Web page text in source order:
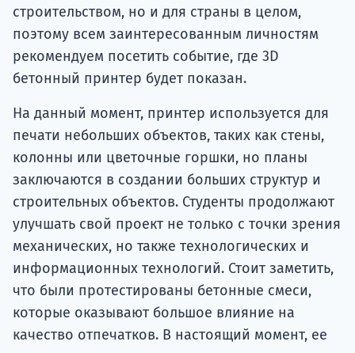
строительством, но и для страны в целом,
поэтому всем заинтересованным личностям
рекомендуем посетить событие, где 3D
бетонный принтер будет показан.
На данный момент, принтер используется для
печати небольших объектов, таких как стены,
колонны или цветочные горшки, но планы
заключаются в создании больших структур и
строительных объектов. Студенты продолжают
улучшать свой проект не только с точки зрения
механических, но также технологических и
информационных технологий. Стоит заметить,
что были протестированы бетонные смеси,
которые оказывают большое влияние на
качество отпечатков. В настоящий момент, ее